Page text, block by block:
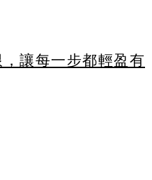
讓每一步都輕盈有